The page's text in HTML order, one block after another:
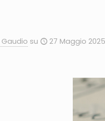
Gaudio su 27 Maggio 2025